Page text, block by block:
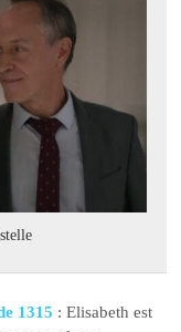
1315 : Elisabeth est